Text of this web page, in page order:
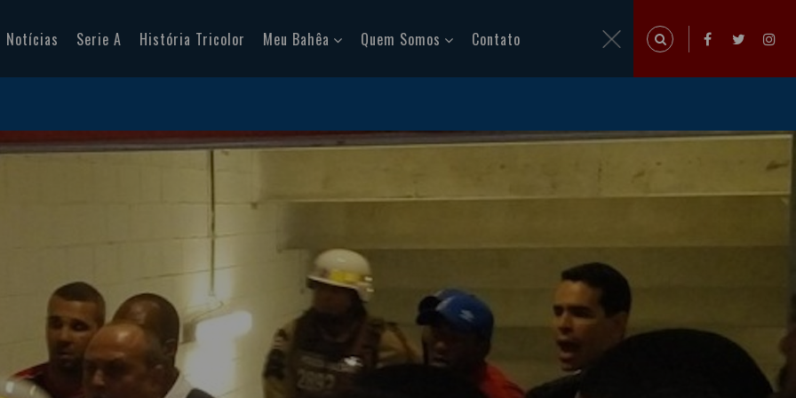
Notícias Serie A História Tricolor Meu Bahêa Quem Somos Contato